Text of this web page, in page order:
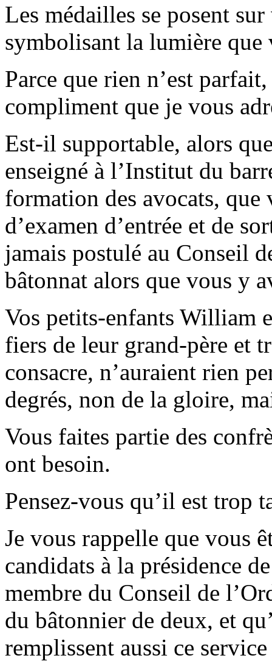
Les médailles se posent
symbolisant la lumière que
Parce que rien n’est
compliment que je vous
Est-il supportable, alors
enseigné à l’Institut du
formation des avocats, que
d’examen d’entrée et de
jamais postulé au Conseil
bâtonnat alors que vous y
Vos petits-enfants William
fiers de leur grand-père et
consacre, n’auraient rien
degrés, non de la gloire,
Vous faites partie des
ont besoin.
Pensez-vous qu’il est trop
Je vous rappelle que vous
candidats à la présidence
membre du Conseil de
du bâtonnier de deux, et
remplissent aussi ce